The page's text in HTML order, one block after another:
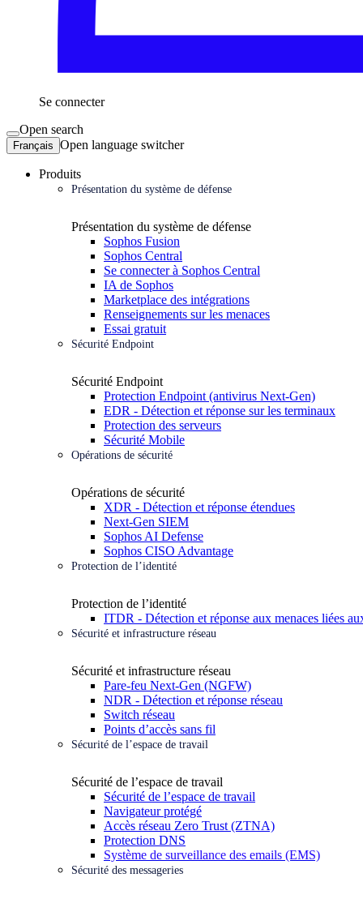
Se connecter
Open search
Français Open language switcher
Produits
Présentation du système de défense
Présentation du système de défense
Sophos Fusion
Sophos Central
Se connecter à Sophos Central
IA de Sophos
Marketplace des intégrations
Renseignements sur les menaces
Essai gratuit
Sécurité Endpoint
Sécurité Endpoint
Protection Endpoint (antivirus Next-Gen)
EDR - Détection et réponse sur les terminaux
Protection des serveurs
Sécurité Mobile
Opérations de sécurité
Opérations de sécurité
XDR - Détection et réponse étendues
Next-Gen SIEM
Sophos AI Defense
Sophos CISO Advantage
Protection de l’identité
Protection de l’identité
ITDR - Détection et réponse aux menaces liées
Sécurité et infrastructure réseau
Sécurité et infrastructure réseau
Pare-feu Next-Gen (NGFW)
NDR - Détection et réponse réseau
Switch réseau
Points d’accès sans fil
Sécurité de l’espace de travail
Sécurité de l’espace de travail
Sécurité de l’espace de travail
Navigateur protégé
Accès réseau Zero Trust (ZTNA)
Protection DNS
Système de surveillance des emails (EMS)
Sécurité des messageries